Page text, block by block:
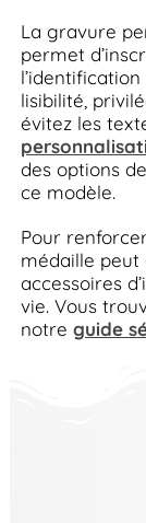
La gravure
permet
lisibilité,
évitez les
des options
ce modèle.
Pour
médaille peut
accessoires
vie. Vous
notre guide